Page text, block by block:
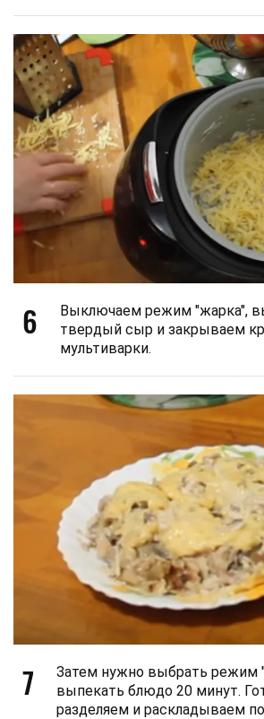
6
Выключаем режим "жарка",
твердый сыр и закрываем
мультиварки.
7
Затем нужно выбрать режим
выпекать блюдо 20 минут.
разделяем и раскладываем